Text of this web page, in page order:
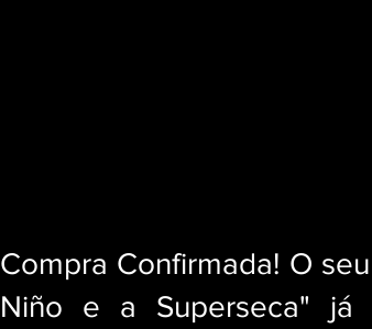
Compra Confirmada! O
Niño e a Superseca" já